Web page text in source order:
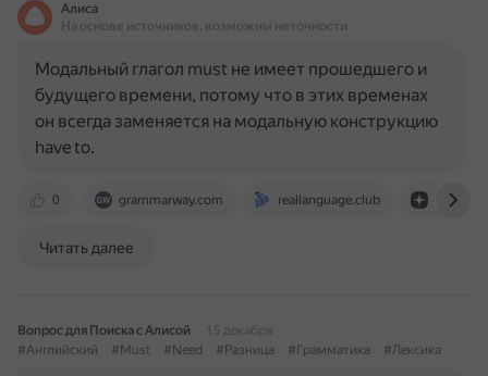
Алиса
На основе источников, возможны неточности
0 grammarway.com reallanguage.club dzen.ru
Модальный глагол must не имеет прошедшего и
будущего времени, потому что в этих временах
он всегда заменяется на модальную конструкцию
have to.
Читать далее
Вопрос для Поиска с Алисой
15 декабря
#Английский
#Must #Need #Разница #Грамматика #Лексика